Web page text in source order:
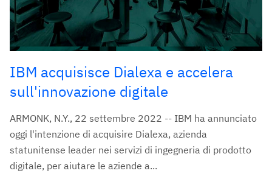
IBM acquisisce Dialexa e accelera
sull'innovazione digitale
ARMONK, N.Y., 22 settembre 2022 -- IBM ha annunciato
oggi l'intenzione di acquisire Dialexa, azienda
statunitense leader nei servizi di ingegneria di prodotto
digitale, per aiutare le aziende a...